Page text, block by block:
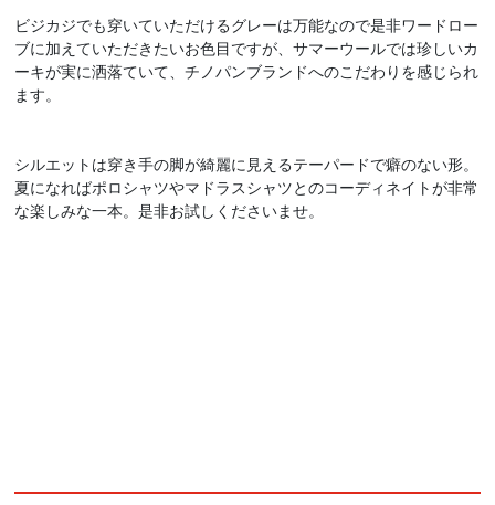
ビジカジでも穿いていただけるグレーは万能なので是非ワードロー
ブに加えていただきたいお色目ですが、サマーウールでは珍しいカ
ーキが実に洒落ていて、チノパンブランドへのこだわりを感じられ
ます。
シルエットは穿き手の脚が綺麗に見えるテーパードで癖のない形。
夏になればポロシャツやマドラスシャツとのコーディネイトが非常
な楽しみな一本。是非お試しくださいませ。